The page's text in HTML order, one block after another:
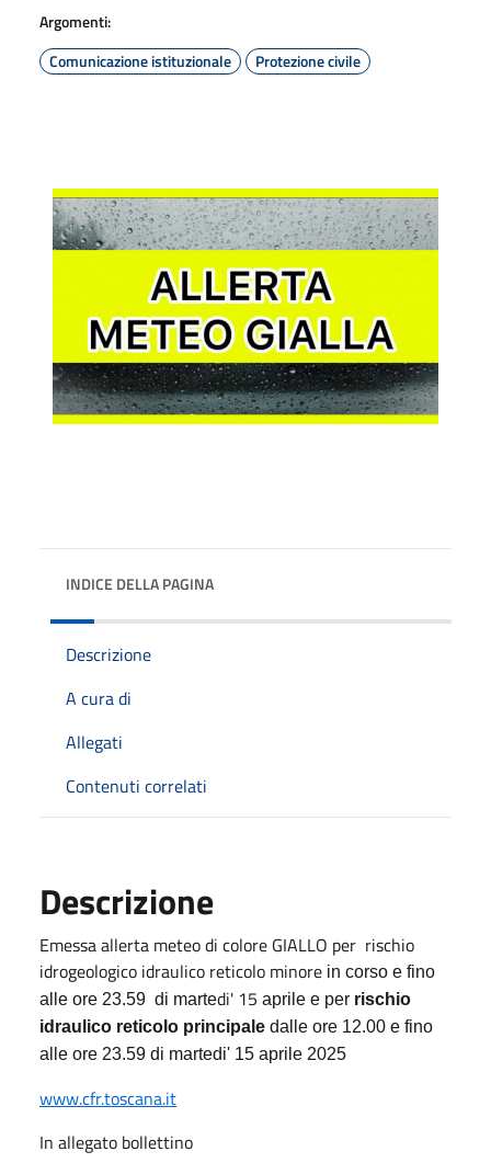
Argomenti:
Comunicazione istituzionale
Protezione civile
INDICE DELLA PAGINA
Descrizione
A cura di
Allegati
Contenuti correlati
Descrizione
Emessa allerta meteo di colore GIALLO per rischio
idrogeologico idraulico reticolo minore in corso e fino
alle ore 23.59 di martedi' 15 aprile e per rischio
idraulico reticolo principale dalle ore 12.00 e fino
alle ore 23.59 di martedi' 15 aprile 2025
www.cfr.toscana.it
In allegato bollettino